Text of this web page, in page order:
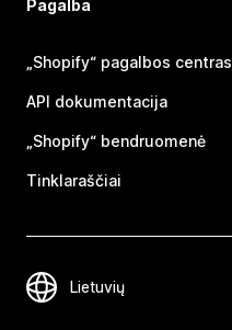
Pagalba
„Shopify“ pagalbos centras
API dokumentacija
„Shopify“ bendruomenė
Tinklaraščiai